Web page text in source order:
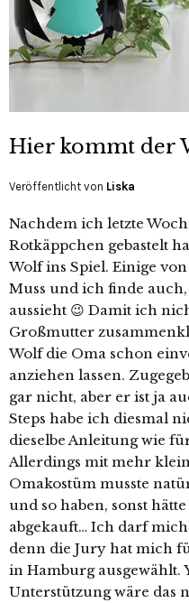
Hier kommt der
Veröffentlicht von Liska
Nachdem ich letzte
Rotkäppchen gebastelt
Wolf ins Spiel. Einige
Muss und ich finde
aussieht 😉 Damit ich
Großmutter
Wolf die Oma schon
anziehen lassen.
gar nicht, aber er ist ja
Steps habe ich diesmal
dieselbe Anleitung wie
Allerdings mit mehr
Omakostüm musste
und so haben, sonst
abgekauft… Ich darf
denn die Jury hat mich
in Hamburg ausgewählt.
Unterstützung wäre das